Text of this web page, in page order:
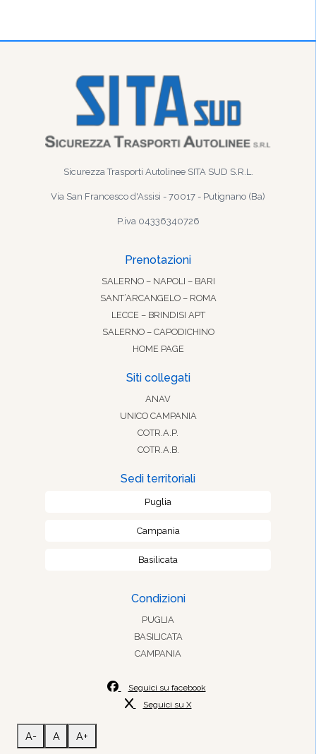
Sicurezza Trasporti Autolinee SITA SUD S.R.L.
Via San Francesco d'Assisi - 70017 - Putignano (Ba)
P.iva 04336340726
Prenotazioni
SALERNO – NAPOLI – BARI
SANT’ARCANGELO – ROMA
LECCE – BRINDISI APT
SALERNO – CAPODICHINO
HOME PAGE
Siti collegati
ANAV
UNICO CAMPANIA
COTR.A.P.
COTR.A.B.
Sedi territoriali
Puglia
Campania
Basilicata
Condizioni
PUGLIA
BASILICATA
CAMPANIA
Seguici su facebook
Seguici su X
A- A A+